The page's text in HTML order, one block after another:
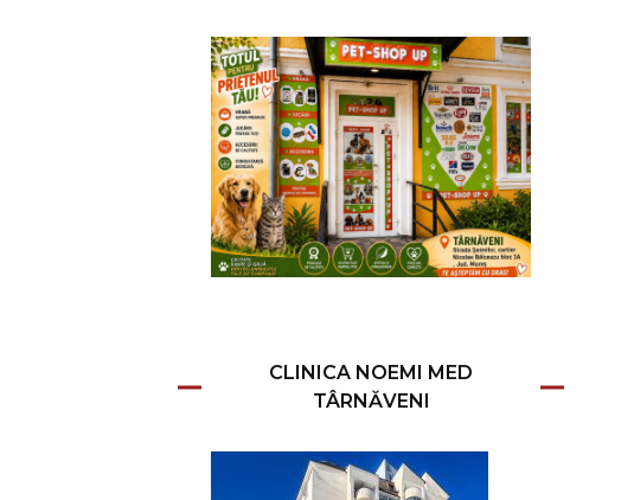
CLINICA NOEMI MED
TÂRNĂVENI